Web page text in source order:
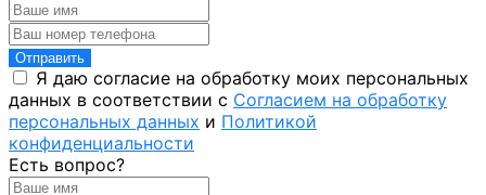
Отправить
Я даю согласие на обработку моих персональных
данных в соответствии с Согласием на обработку
персональных данных и Политикой
конфиденциальности
Есть вопрос?